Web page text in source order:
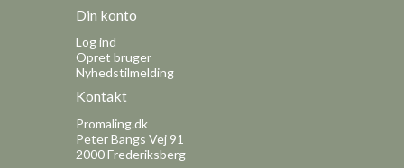
Din konto
Log ind
Opret bruger
Nyhedstilmelding
Kontakt
Promaling.dk
Peter Bangs Vej 91
2000 Frederiksberg